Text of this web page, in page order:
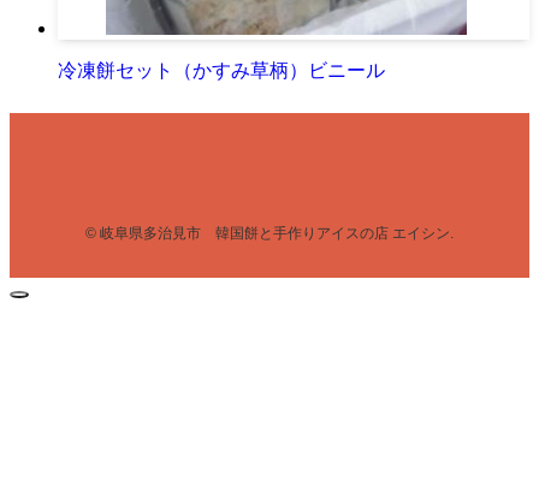
冷凍餅セット（かすみ草柄）ビニール
© 岐阜県多治見市 韓国餅と手作りアイスの店 エイシン.